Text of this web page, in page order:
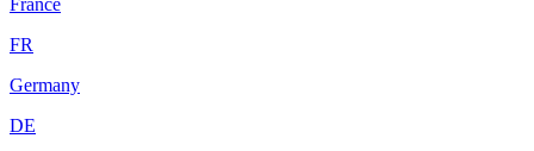
FR
Germany
DE